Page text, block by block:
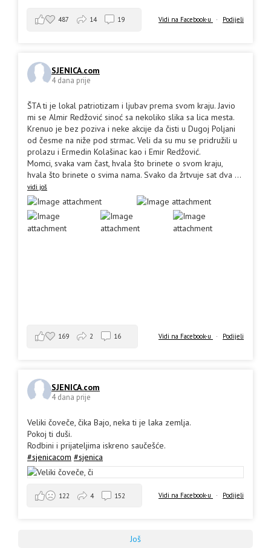
Vidi na Facebook-u · Podijeli
487 14 19
SJENICA.com
4 dana prije
ŠTA ti je lokal patriotizam i ljubav prema svom kraju. Javio
mi se Almir Redžović sinoć sa nekoliko slika sa lica mesta.
Krenuo je bez poziva i neke akcije da čisti u Dugoj Poljani
od česme na niže pod strmac. Veli da su mu se pridružili u
prolazu i Ermedin Kolašinac kao i Emir Redžović.
Momci, svaka vam čast, hvala što brinete o svom kraju,
hvala što brinete o svima nama. Svako da žrtvuje sat dva ...
vidi još
Vidi na Facebook-u · Podijeli
169 2 16
SJENICA.com
4 dana prije
Veliki čoveče, čika Bajo, neka ti je laka zemlja.
Pokoj ti duši.
Rodbini i prijateljima iskreno saučešće.
#sjenicacom #sjenica
Vidi na Facebook-u · Podijeli
122 4 152
Još